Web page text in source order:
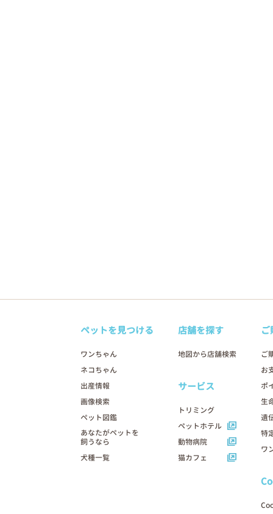
ペットを見つける
ワンちゃん
ネコちゃん
出産情報
画像検索
ペット図鑑
あなたがペットを
飼うなら
犬種一覧
店舗を探す
地図から店舗検索
サービス
トリミング
ペットホテル
動物病院
猫カフェ
ご
お
ポ
生
遺
特
ワ